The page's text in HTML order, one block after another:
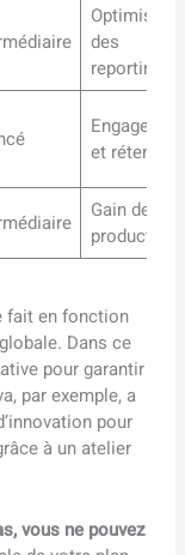
des
reporting
et rétention
Gain de
productivité
fait en fonction
Dans ce
pour garantir
par exemple, a
pour
à un atelier
vous ne pouvez